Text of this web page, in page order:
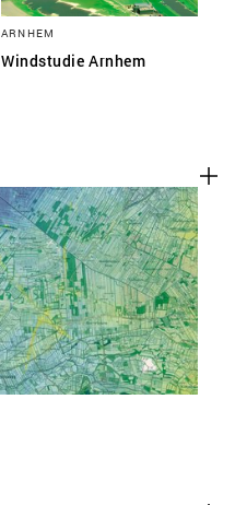
ARNHEM
Windstudie Arnhem